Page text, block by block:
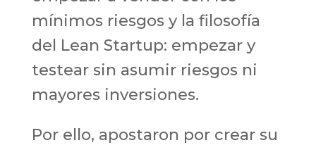
mínimos riesgos y la filosofía
del Lean Startup: empezar y
testear sin asumir riesgos ni
mayores inversiones.
Por ello, apostaron por crear su